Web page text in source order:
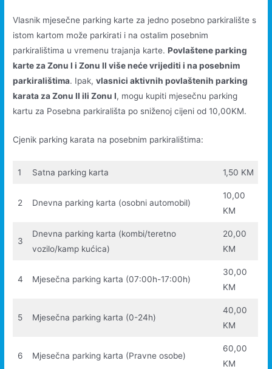
Vlasnik mjesečne parking karte za jedno posebno parkiralište s
istom kartom može parkirati i na ostalim posebnim
parkiralištima u vremenu trajanja karte.Povlaštene parking
karte za Zonu I i Zonu II više neće vrijediti i na posebnim
parkiralištima. Ipak,vlasnici aktivnih povlaštenih parking
karata za Zonu II ili Zonu I, mogu kupiti mjesečnu parking
kartu za Posebna parkirališta po sniženoj cijeni od 10,00KM.
Cjenik parking karata na posebnim parkiralištima:
1 Satna parking karta 1,50 KM
2 Dnevna parking karta (osobni automobil)
10,00
KM
3
Dnevna parking karta (kombi/teretno
vozilo/kamp kućica)
20,00
KM
4 Mjesečna parking karta (07:00h-17:00h)
30,00
KM
5 Mjesečna parking karta (0-24h)
40,00
KM
6 Mjesečna parking karta (Pravne osobe)
60,00
KM